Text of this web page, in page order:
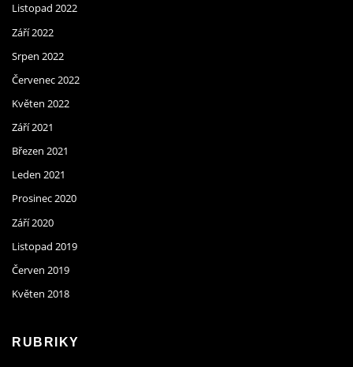
Listopad 2022
Září 2022
Srpen 2022
Červenec 2022
Květen 2022
Září 2021
Březen 2021
Leden 2021
Prosinec 2020
Září 2020
Listopad 2019
Červen 2019
Květen 2018
RUBRIKY